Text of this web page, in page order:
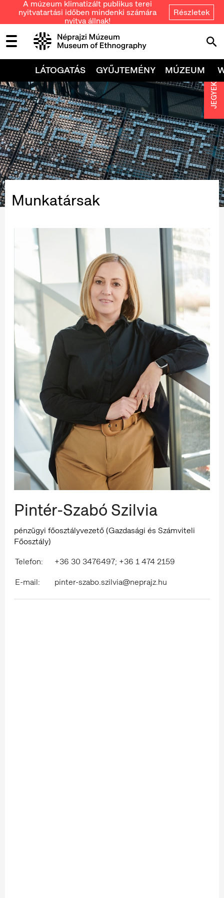
A múzeum klimatizált publikus terei
nyitvatartási időben mindenki számára
nyitva állnak!
Részletek
LÁTOGATÁS GYŰJTEMÉNY MÚZEUM
Munkatársak
Pintér-Szabó Szilvia
pénzügyi főosztályvezető (Gazdasági és Számviteli
Főosztály)
Telefon:
+36 30 3476497; +36 1 474 2159
E-mail:
pinter-szabo.szilvia@neprajz.hu
JEGYEK